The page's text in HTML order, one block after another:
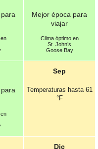
Mejor época para
viajar
Clima óptimo en
St. John’s
Goose Bay
Sep
Temperaturas hasta 61
°F
Dic